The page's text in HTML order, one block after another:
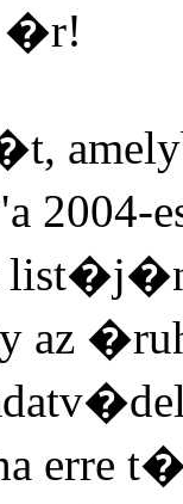
�r!
2004-
az
erre